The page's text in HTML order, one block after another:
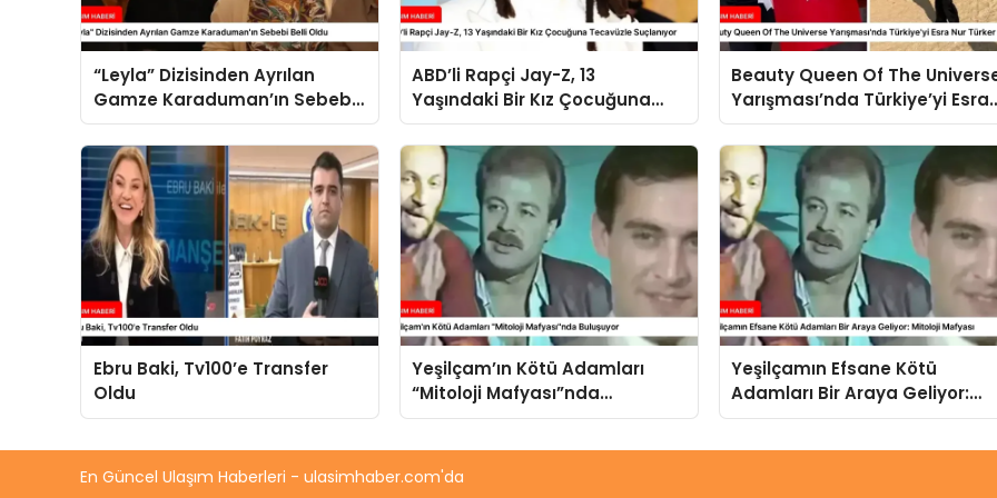
“Leyla” Dizisinden Ayrılan
Gamze Karaduman’ın Sebebi
Belli Oldu
ABD’li Rapçi Jay-Z, 13
Yaşındaki Bir Kız Çocuğuna
Tecavüzle Suçlanıyor
Beauty Queen Of The
Yarışması’nda Türkiye’yi Esra
Nur Türker Temsil Edecek
Ebru Baki, Tv100’e Transfer
Oldu
Yeşilçam’ın Kötü Adamları
“Mitoloji Mafyası”nda
Buluşuyor
Yeşilçamın Efsane Kötü
Adamları Bir Araya Geliyor:
Mitoloji Mafyası
En Güncel Ulaşım Haberleri - ulasimhaber.com'da